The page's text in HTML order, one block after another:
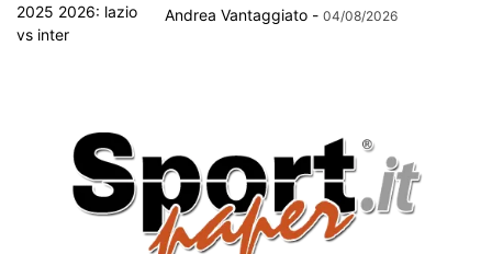
Andrea Vantaggiato - 04/08/2026